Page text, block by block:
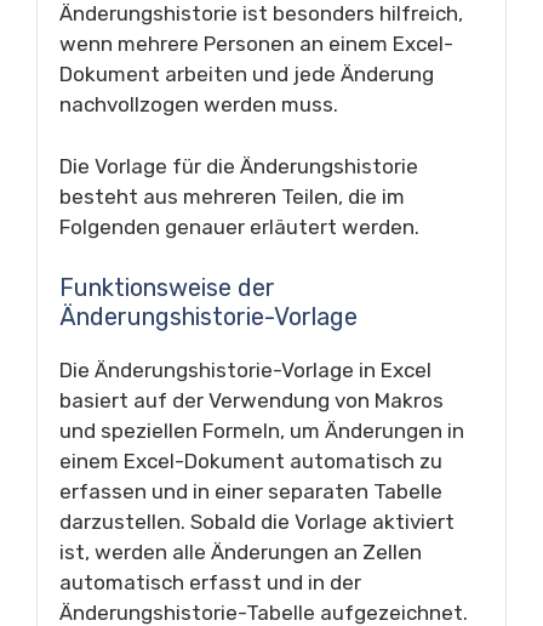
Änderungshistorie ist besonders hilfreich,
wenn mehrere Personen an einem Excel-
Dokument arbeiten und jede Änderung
nachvollzogen werden muss.
Die Vorlage für die Änderungshistorie
besteht aus mehreren Teilen, die im
Folgenden genauer erläutert werden.
Funktionsweise der
Änderungshistorie-Vorlage
Die Änderungshistorie-Vorlage in Excel
basiert auf der Verwendung von Makros
und speziellen Formeln, um Änderungen in
einem Excel-Dokument automatisch zu
erfassen und in einer separaten Tabelle
darzustellen. Sobald die Vorlage aktiviert
ist, werden alle Änderungen an Zellen
automatisch erfasst und in der
Änderungshistorie-Tabelle aufgezeichnet.